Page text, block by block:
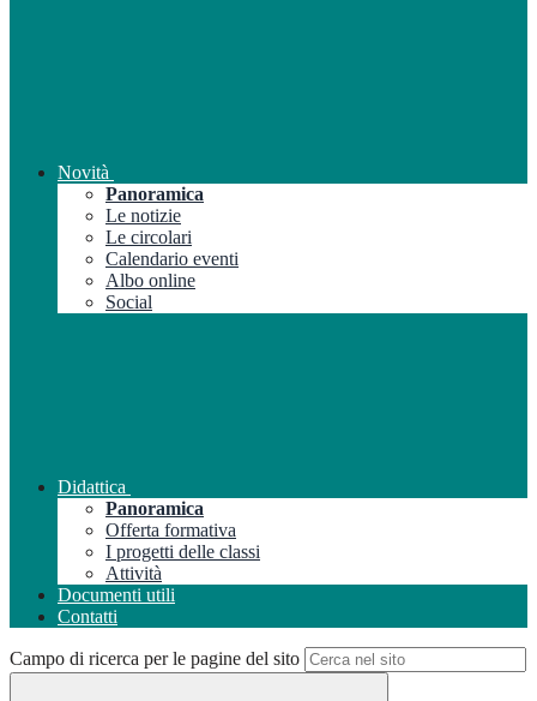
Novità
Panoramica
Le notizie
Le circolari
Calendario eventi
Albo online
Social
Didattica
Panoramica
Offerta formativa
I progetti delle classi
Attività
Documenti utili
Contatti
Campo di ricerca per le pagine del sito